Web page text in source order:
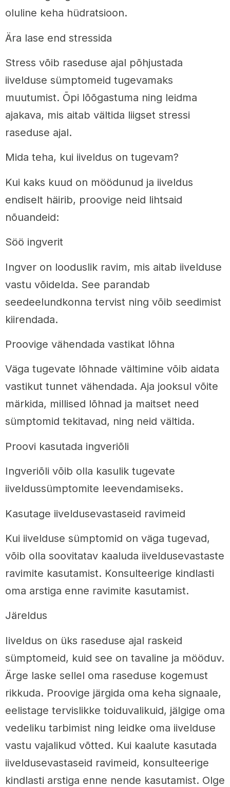
oluline keha hüdratsioon.
Ära lase end stressida
Stress võib raseduse ajal põhjustada
iivelduse sümptomeid tugevamaks
muutumist. Õpi lõõgastuma ning leidma
ajakava, mis aitab vältida liigset stressi
raseduse ajal.
Mida teha, kui iiveldus on tugevam?
Kui kaks kuud on möödunud ja iiveldus
endiselt häirib, proovige neid lihtsaid
nõuandeid:
Söö ingverit
Ingver on looduslik ravim, mis aitab iivelduse
vastu võidelda. See parandab
seedeelundkonna tervist ning võib seedimist
kiirendada.
Proovige vähendada vastikat lõhna
Väga tugevate lõhnade vältimine võib aidata
vastikut tunnet vähendada. Aja jooksul võite
märkida, millised lõhnad ja maitset need
sümptomid tekitavad, ning neid vältida.
Proovi kasutada ingveriõli
Ingveriõli võib olla kasulik tugevate
iiveldussümptomite leevendamiseks.
Kasutage iiveldusevastaseid ravimeid
Kui iivelduse sümptomid on väga tugevad,
võib olla soovitatav kaaluda iiveldusevastaste
ravimite kasutamist. Konsulteerige kindlasti
oma arstiga enne ravimite kasutamist.
Järeldus
Iiveldus on üks raseduse ajal raskeid
sümptomeid, kuid see on tavaline ja mööduv.
Ärge laske sellel oma raseduse kogemust
rikkuda. Proovige järgida oma keha signaale,
eelistage tervislikke toiduvalikuid, jälgige oma
vedeliku tarbimist ning leidke oma iivelduse
vastu vajalikud võtted. Kui kaalute kasutada
iiveldusevastaseid ravimeid, konsulteerige
kindlasti arstiga enne nende kasutamist. Olge